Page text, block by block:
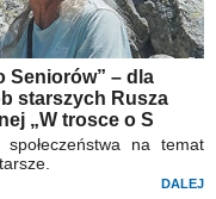
Seniorów” – dla
starszych Rusza
„W trosce o S
na temat
DALEJ